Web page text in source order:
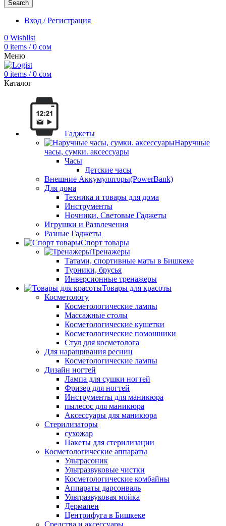
Search
Вход / Регистрация
0 Wishlist
0 items / 0 сом
Меню
0 items / 0 сом
Каталог
Гаджеты
Наручные
часы, сумки. аксессуары
Часы
Детские часы
Внешние Аккумуляторы(PowerBank)
Для дома
Техника и товары для дома
Инструменты
Ночники, Световые Гаджеты
Игрушки и Развлечения
Разные Гаджеты
Спорт товары
Тренажеры
Татами, спортивные маты в Бишкеке
Турники, брусья
Инверсионные тренажеры
Товары для красоты
Косметологу
Косметологические лампы
Массажные столы
Косметологические кушетки
Косметологические помошники
Стул для косметолога
Для наращивания ресниц
Косметологические лампы
Дизайн ногтей
Лампа для сушки ногтей
Фризер для ногтей
Инструменты для маникюра
пылесос для маникюра
Аксессуары для маникюра
Стерилизаторы
сухожар
Пакеты для стерилизации
Косметологические аппараты
Ультрасоник
Ультразвуковые чистки
Косметологические комбайны
Аппараты дарсонваль
Ультразвуковая мойка
Дермапен
Центрифуга в Бишкеке
Средства и аксессуары